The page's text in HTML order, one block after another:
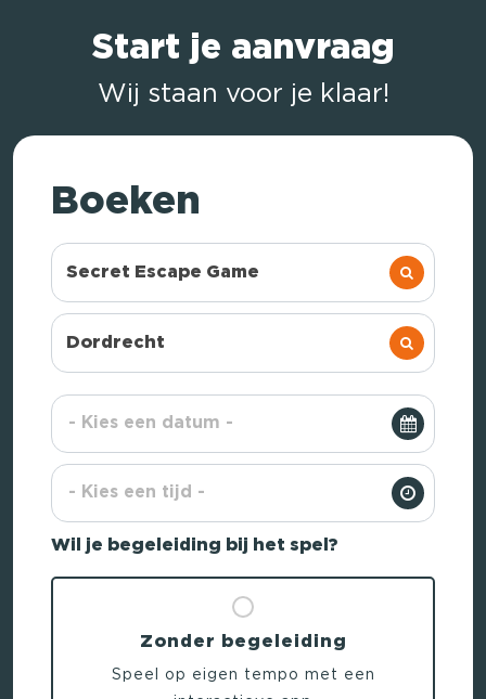
Start je aanvraag
Wij staan voor je klaar!
Boeken
Secret Escape Game
Dordrecht
Wil je begeleiding bij het spel?
Zonder begeleiding
Speel op eigen tempo met een